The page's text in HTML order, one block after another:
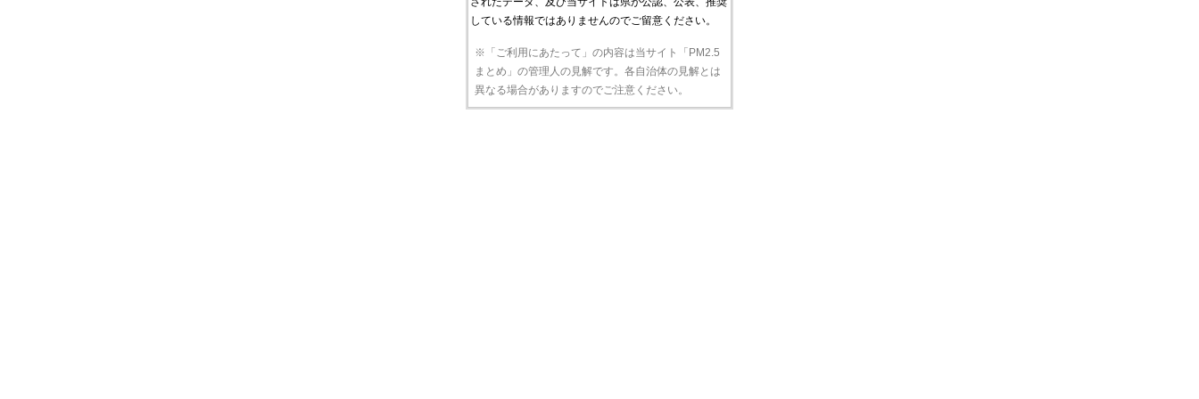
している情報ではありませんのでご留意ください。
※「ご利用にあたって」の内容は当サイト「PM2.5
まとめ」の管理人の見解です。各自治体の見解とは
異なる場合がありますのでご注意ください。